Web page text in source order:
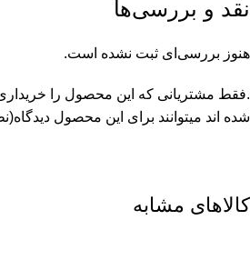
نقد و بررسی‌ها
هنوز بررسی‌ای ثبت نشده است.
.فقط مشتریانی که این محصول را
شده اند میتوانند برای این محصول
کالاهای مشابه